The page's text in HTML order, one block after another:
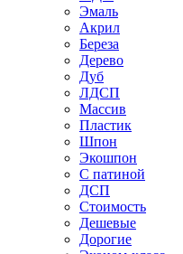
Эмаль
Акрил
Береза
Дерево
Дуб
ЛДСП
Массив
Пластик
Шпон
Экошпон
С патиной
ДСП
Стоимость
Дешевые
Дорогие